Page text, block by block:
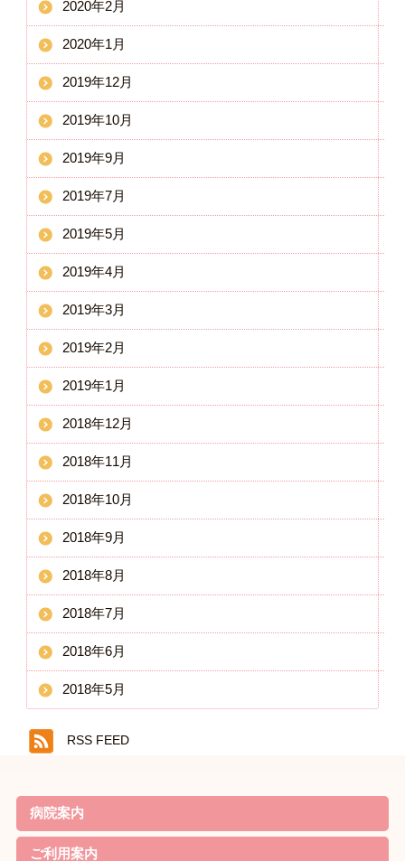
2020年2月
2020年1月
2019年12月
2019年10月
2019年9月
2019年7月
2019年5月
2019年4月
2019年3月
2019年2月
2019年1月
2018年12月
2018年11月
2018年10月
2018年9月
2018年8月
2018年7月
2018年6月
2018年5月
RSS FEED
病院案内
院長ごあいさつ
基本理念・基本方針
患者様の権利と責務・子ども憲章
病院機能評価の認定
概要・沿革
当院の特徴
診療案内
病院実績
職員体制・部門紹介
対象疾患
ご利用案内